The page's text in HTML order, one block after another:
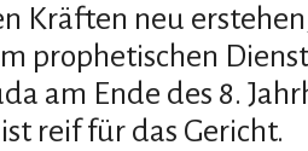
Kräften neu
prophetischen
am Ende des 8.
reif für das Gericht.